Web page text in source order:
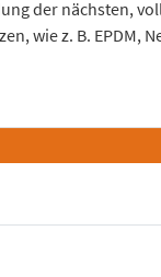
der nächsten,
wie z. B.